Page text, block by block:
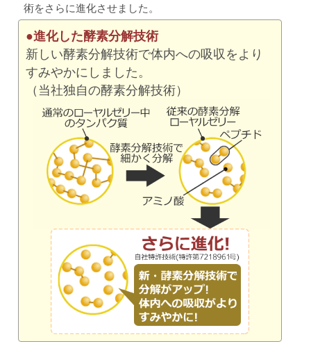
術をさらに進化させました。
●進化した酵素分解技術
新しい酵素分解技術で体内への吸収をより
すみやかにしました。
（当社独自の酵素分解技術）